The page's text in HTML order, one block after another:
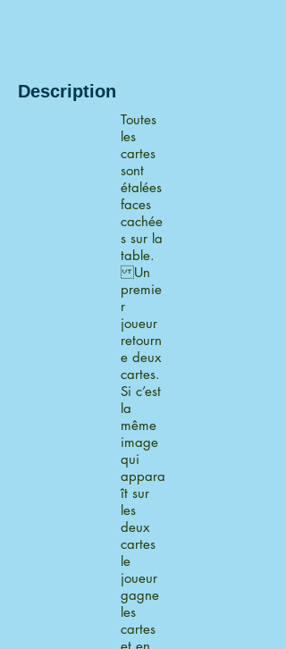
Description
Toutes
les
cartes
sont
étalées
faces
cachée
s sur la
table.
Un
premie
r
joueur
retourn
e deux
cartes.
Si c’est
la
même
image
qui
appara
ît sur
les
deux
cartes
le
joueur
gagne
les
cartes